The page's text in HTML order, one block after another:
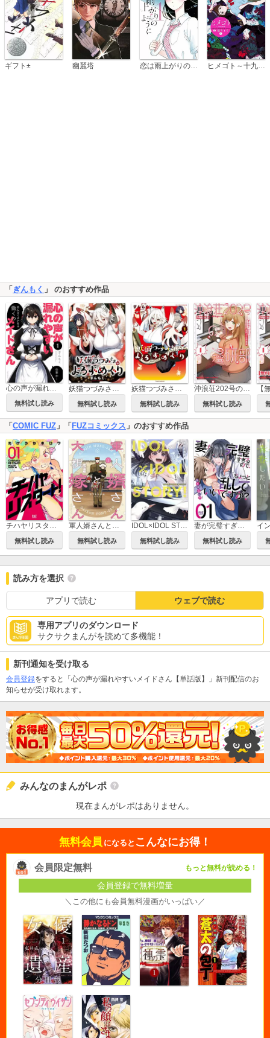
ギフト± 幽麗塔 ヒメゴト～十九歳の制服～
「ぎんもく 」 のおすすめ作品
心の声が漏れやすいメイドさん
無料試し読み
妖猫つづみさまのよろずめぐり 【連載版】
無料試し読み
妖猫つづみさまのよろずめぐり
無料試し読み
沖浪荘202号の漫研部
無料試し読み
「 COMIC FUZ 」「 FUZコミックス 」のおすすめ作品
チハヤリスタート！
無料試し読み
軍人婿さんと大根嫁さん
無料試し読み
IDOL×IDOL STORY！
無料試し読み
妻が完璧すぎるので、ちょっと乱していいですか？
無料試し読み
読み方を選択
アプリで読む ウェブで読む
専用アプリのダウンロード
サクサクまんがを読めて多機能！
新刊通知を受け取る
会員登録をすると「心の声が漏れやすいメイドさん【単話版】」新刊配信のお
知らせが受け取れます。
みんなのまんがレポ
現在まんがレポはありません。
無料会員 になると こんなにお得！
会員限定無料 もっと無料が読める！
会員登録で無料増量
＼この他にも会員無料漫画がいっぱい／